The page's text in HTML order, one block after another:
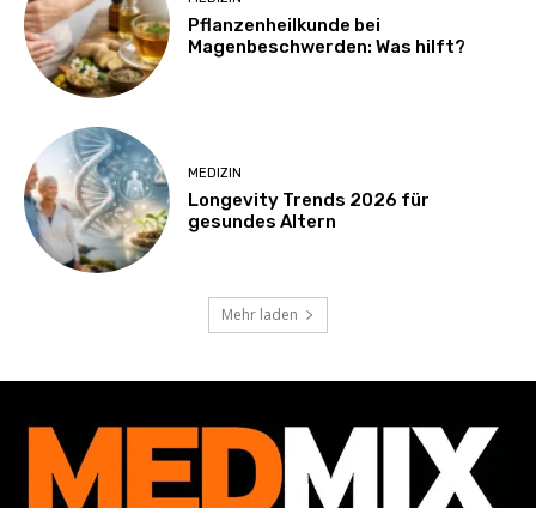
Pflanzenheilkunde bei
Magenbeschwerden: Was hilft?
MEDIZIN
Longevity Trends 2026 für
gesundes Altern
Mehr laden